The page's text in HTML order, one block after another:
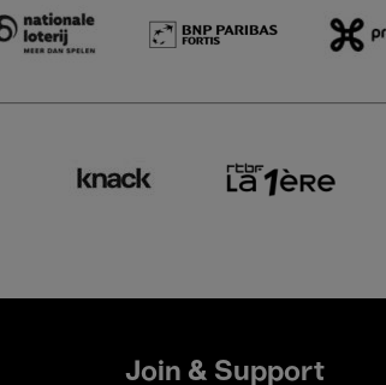
Join & Support